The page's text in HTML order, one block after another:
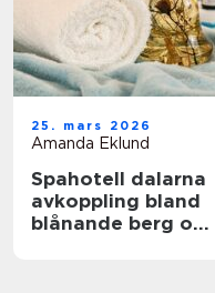
25. mars 2026
Amanda Eklund
Spahotell dalarna
avkoppling bland
blånande berg och